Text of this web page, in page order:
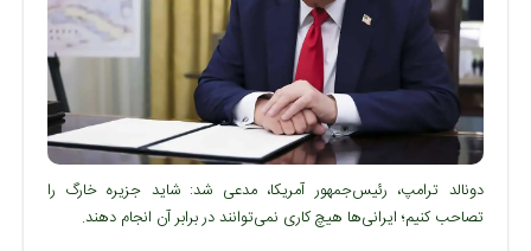
دونالد ترامپ، رئیس‌جمهور آمریکا، مدعی شد: شاید جزیره خارگ را
تصاحب کنیم؛ ایرانی‌ها هیچ کاری نمی‌توانند در برابر آن انجام دهند.